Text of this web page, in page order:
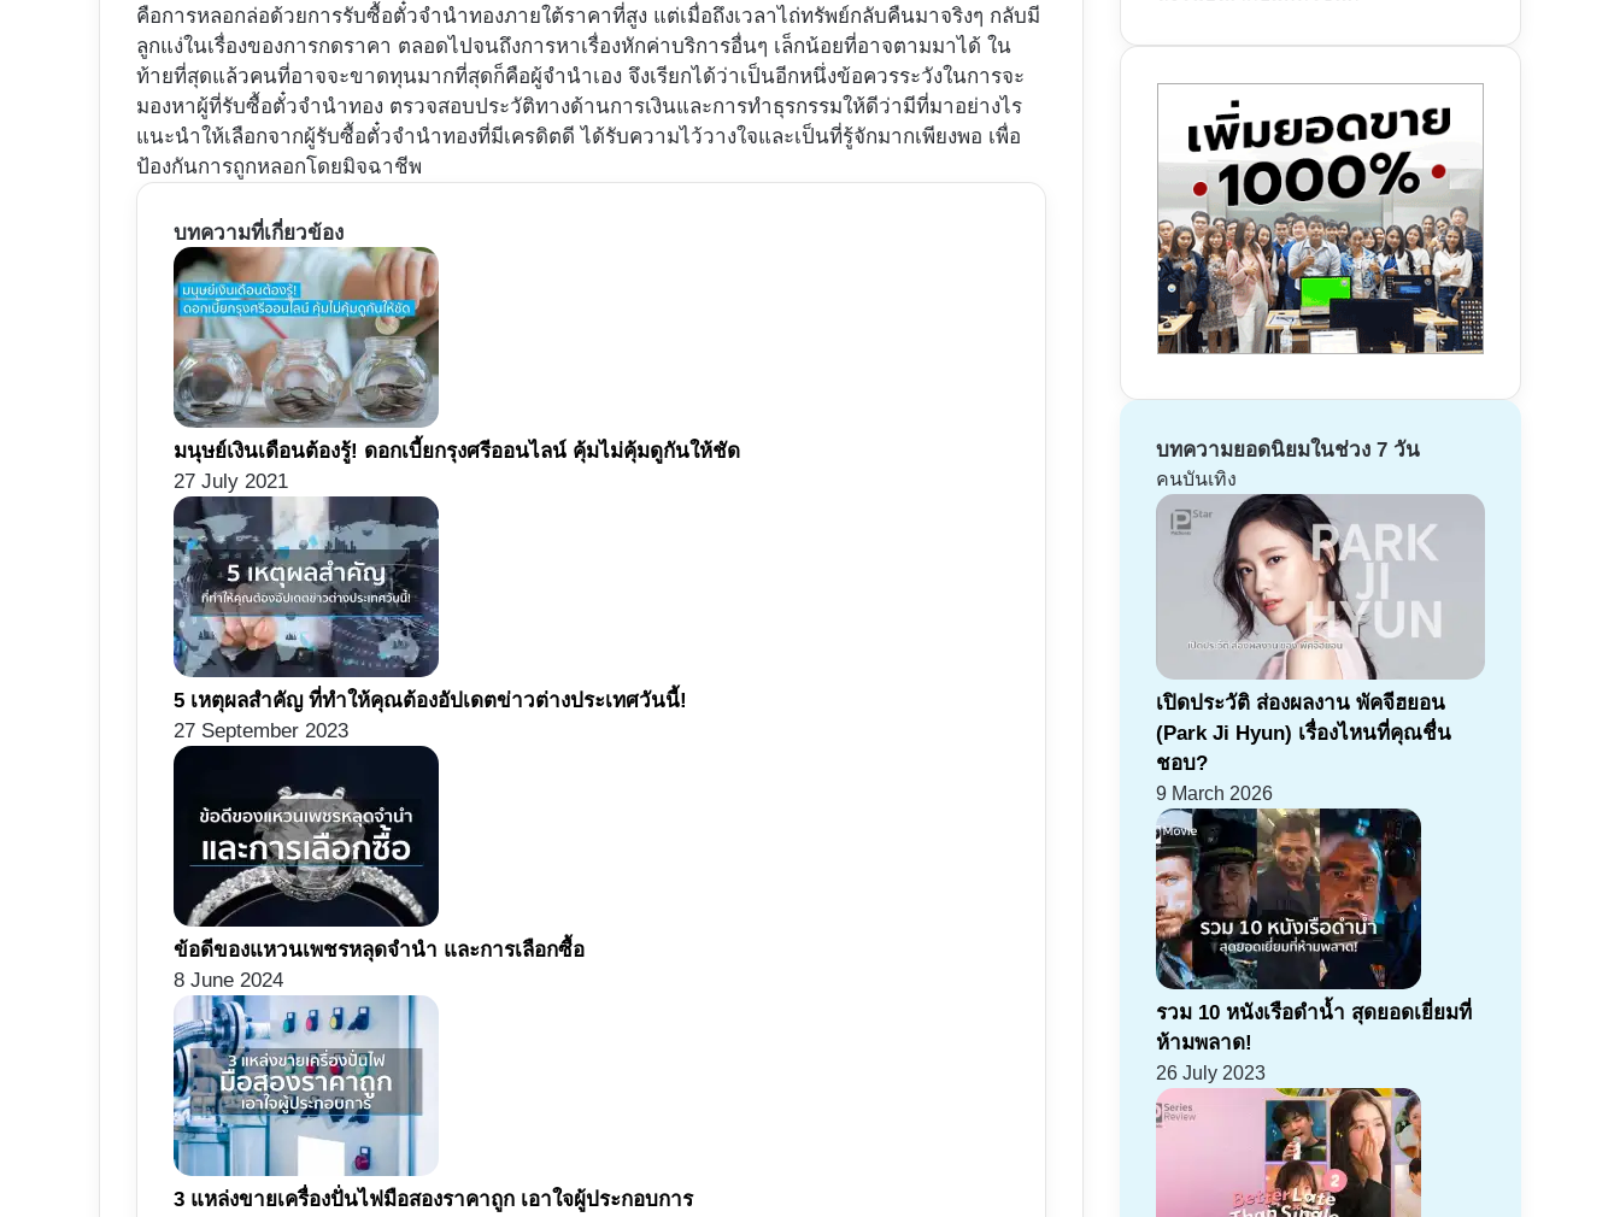
คือการหลอกล่อด้วยการรับซื้อตั๋วจำนำทองภายใต้ราคาที่สูง แต่เมื่อถึงเวลาไถ่ทรัพย์กลับคืนมาจริงๆ กลับมี
ลูกแง่ในเรื่องของการกดราคา ตลอดไปจนถึงการหาเรื่องหักค่าบริการอื่นๆ เล็กน้อยที่อาจตามมาได้ ใน
ท้ายที่สุดแล้วคนที่อาจจะขาดทุนมากที่สุดก็คือผู้จำนำเอง จึงเรียกได้ว่าเป็นอีกหนึ่งข้อควรระวังในการจะ
มองหาผู้ที่รับซื้อตั๋วจำนำทอง ตรวจสอบประวัติทางด้านการเงินและการทำธุรกรรมให้ดีว่ามีที่มาอย่างไร
แนะนำให้เลือกจากผู้รับซื้อตั๋วจำนำทองที่มีเครดิตดี ได้รับความไว้วางใจและเป็นที่รู้จักมากเพียงพอ เพื่อ
ป้องกันการถูกหลอกโดยมิจฉาชีพ
บทความที่เกี่ยวข้อง
มนุษย์เงินเดือนต้องรู้! ดอกเบี้ยกรุงศรีออนไลน์ คุ้มไม่คุ้มดูกันให้ชัด
27 July 2021
5 เหตุผลสำคัญ ที่ทำให้คุณต้องอัปเดตข่าวต่างประเทศวันนี้!
27 September 2023
ข้อดีของแหวนเพชรหลุดจำนำ และการเลือกซื้อ
8 June 2024
3 แหล่งขายเครื่องปั่นไฟมือสองราคาถูก เอาใจผู้ประกอบการ
บทความยอดนิยมในช่วง 7 วัน
คนบันเทิง
เปิดประวัติ ส่องผลงาน พัคจีฮยอน
(Park Ji Hyun) เรื่องไหนที่คุณชื่น
ชอบ?
9 March 2026
รวม 10 หนังเรือดำน้ำ สุดยอดเยี่ยมที่
ห้ามพลาด!
26 July 2023